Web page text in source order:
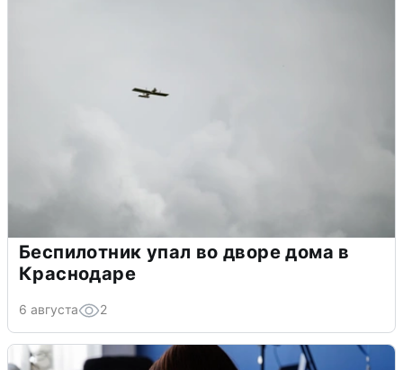
Беспилотник упал во дворе дома в
Краснодаре
6 августа 2